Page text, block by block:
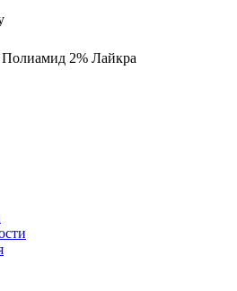
2% Лайкра